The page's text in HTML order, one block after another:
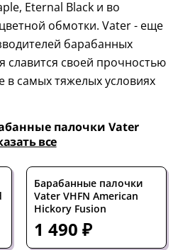
Eternal Black и во
обмотки. Vater - еще
барабанных
славится своей прочностью
в самых тяжелых условиях
палочки Vater
все
Барабанные палочки
Vater VHFN American
Hickory Fusion
1 490 ₽